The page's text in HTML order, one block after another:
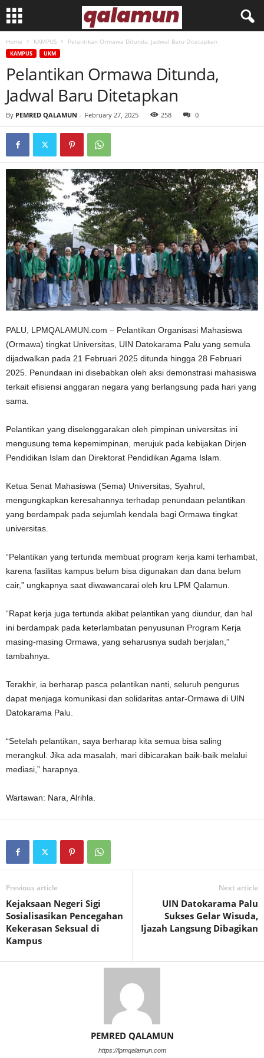
q
Home KAMPUS Pelantikan Ormawa Ditunda, Jadwal Baru Ditetapkan
KAMPUS UKM
Pelantikan Ormawa Ditunda,
Jadwal Baru Ditetapkan
By PEMRED QALAMUN - February 27, 2025 258 0
PALU, LPMQALAMUN.com – Pelantikan Organisasi Mahasiswa
(Ormawa) tingkat Universitas, UIN Datokarama Palu yang semula
dijadwalkan pada 21 Februari 2025 ditunda hingga 28 Februari
2025. Penundaan ini disebabkan oleh aksi demonstrasi mahasiswa
terkait efisiensi anggaran negara yang berlangsung pada hari yang
sama.
Pelantikan yang diselenggarakan oleh pimpinan universitas ini
mengusung tema kepemimpinan, merujuk pada kebijakan Dirjen
Pendidikan Islam dan Direktorat Pendidikan Agama Islam.
Ketua Senat Mahasiswa (Sema) Universitas, Syahrul,
mengungkapkan keresahannya terhadap penundaan pelantikan
yang berdampak pada sejumlah kendala bagi Ormawa tingkat
universitas.
“Pelantikan yang tertunda membuat program kerja kami terhambat,
karena fasilitas kampus belum bisa digunakan dan dana belum
cair,” ungkapnya saat diwawancarai oleh kru LPM Qalamun.
“Rapat kerja juga tertunda akibat pelantikan yang diundur, dan hal
ini berdampak pada keterlambatan penyusunan Program Kerja
masing-masing Ormawa, yang seharusnya sudah berjalan,”
tambahnya.
Terakhir, ia berharap pasca pelantikan nanti, seluruh pengurus
dapat menjaga komunikasi dan solidaritas antar-Ormawa di UIN
Datokarama Palu.
“Setelah pelantikan, saya berharap kita semua bisa saling
merangkul. Jika ada masalah, mari dibicarakan baik-baik melalui
mediasi,” harapnya.
Wartawan: Nara, Alrihla.
Previous article
Kejaksaan Negeri Sigi
Sosialisasikan Pencegahan
Kekerasan Seksual di
Kampus
Next article
UIN Datokarama Palu
Sukses Gelar Wisuda,
Ijazah Langsung Dibagikan
PEMRED QALAMUN
https://lpmqalamun.com